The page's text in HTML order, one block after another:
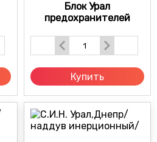
Блок Урал
предохранителей
Купить